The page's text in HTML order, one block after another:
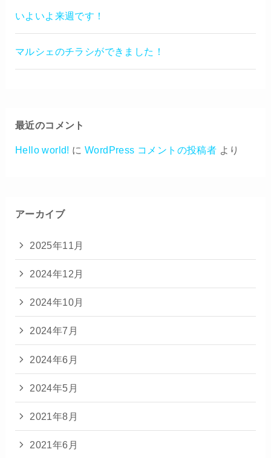
いよいよ来週です！
マルシェのチラシができました！
最近のコメント
Hello world! にWordPress コメントの投稿者 より
アーカイブ
2025年11月
2024年12月
2024年10月
2024年7月
2024年6月
2024年5月
2021年8月
2021年6月